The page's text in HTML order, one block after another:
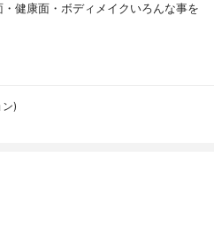
健康面・ボディメイクいろんな事を
)